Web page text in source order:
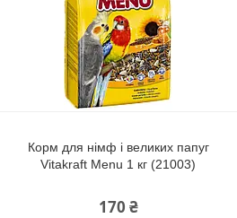
Корм для німф і великих папуг
Vitakraft Menu 1 кг (21003)
170 ₴